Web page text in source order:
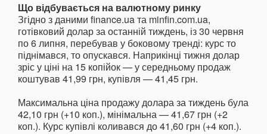
Що відбувається на валютному ринку
Згідно з даними finance.ua та minfin.com.ua,
готівковий долар за останній тиждень, із 30 червня
по 6 липня, перебував у боковому тренді: курс то
піднімався, то опускався. Наприкінці тижня долар
зріс у ціні на 15 копійок — у середньому продаж
коштував 41,99 грн, купівля — 41,45 грн.
Максимальна ціна продажу долара за тиждень була
42,10 грн (+10 коп.), мінімальна — 41,67 грн (+2
коп.). Курс купівлі коливався до 41,60 грн (+4 коп.).